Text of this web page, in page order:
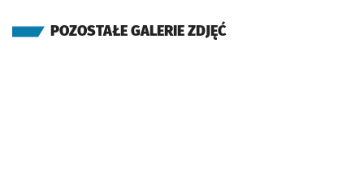
POZOSTAŁE GALERIE ZDJĘĆ